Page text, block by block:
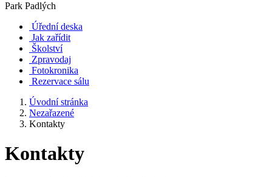
Park Padlých
Úřední deska
Jak zařídit
Školství
Zpravodaj
Fotokronika
Rezervace sálu
Úvodní stránka
Nezařazené
Kontakty
Kontakty